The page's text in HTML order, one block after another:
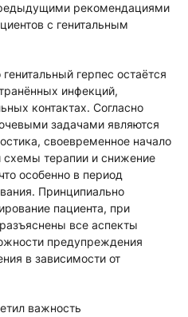
рекомендациями
с генитальным
герпес остаётся
инфекций,
контактах. Согласно
задачами являются
своевременное начало
схемы терапии и снижение
особенно в период
Принципиально
пациента, при
все аспекты
предупреждения
в зависимости от
важность